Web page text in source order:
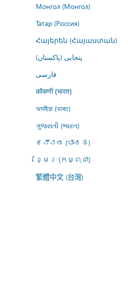
Монгол (Монгол)
Татар (Россия)
Հայերեն (Հայաստան)
پنجابی (پاکستان)
فارسى
कोंकणी (भारत)
অসমীয়া (ভাৰত)
ગુજરાતી (ભારત)
ಕನ್ನಡ (ಭಾರತ)
ខ្មែរ (កម្ពុជា)
繁體中文 (台灣)